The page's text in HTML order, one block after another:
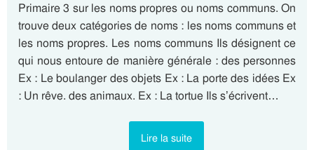
Primaire 3 sur les noms propres ou noms communs. On
trouve deux catégories de noms : les noms communs et
les noms propres. Les noms communs Ils désignent ce
qui nous entoure de manière générale : des personnes
Ex : Le boulanger des objets Ex : La porte des idées Ex
: Un rêve. des animaux. Ex : La tortue Ils s’écrivent…
Lire la suite